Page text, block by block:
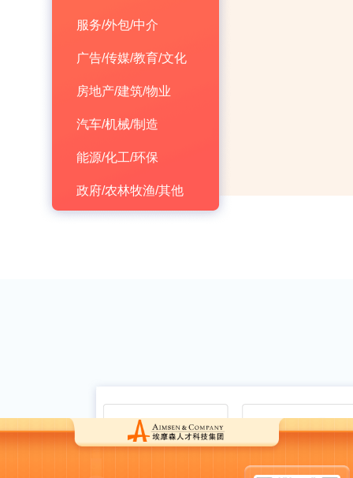
服务/外包/中介
广告/传媒/教育/文化
房地产/建筑/物业
汽车/机械/制造
能源/化工/环保
政府/农林牧渔/其他